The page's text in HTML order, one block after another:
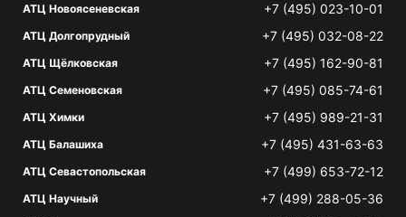
АТЦ Новоясеневская +7 (495) 023-10-01
АТЦ Долгопрудный +7 (495) 032-08-22
АТЦ Щёлковская +7 (495) 162-90-81
АТЦ Семеновская +7 (495) 085-74-61
АТЦ Химки +7 (495) 989-21-31
АТЦ Балашиха +7 (495) 431-63-63
АТЦ Севастопольская +7 (499) 653-72-12
АТЦ Научный +7 (499) 288-05-36